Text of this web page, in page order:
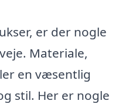
er der nogle
Materiale,
en væsentlig
stil. Her er nogle